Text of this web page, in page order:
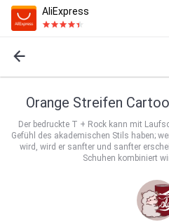
AliExpress
Orange Streifen
Der bedruckte T + Rock kann mit
Gefühl des akademischen Stils haben;
wird, wird er sanfter und sanfter
Schuhen kombiniert